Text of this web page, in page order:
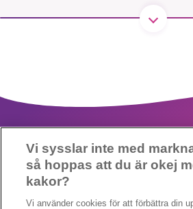
Copyright 2023 © Supermiljöbloggen
Vi sysslar inte med
så hoppas att du är okej
kakor?
Vi använder cookies för att förbättra din